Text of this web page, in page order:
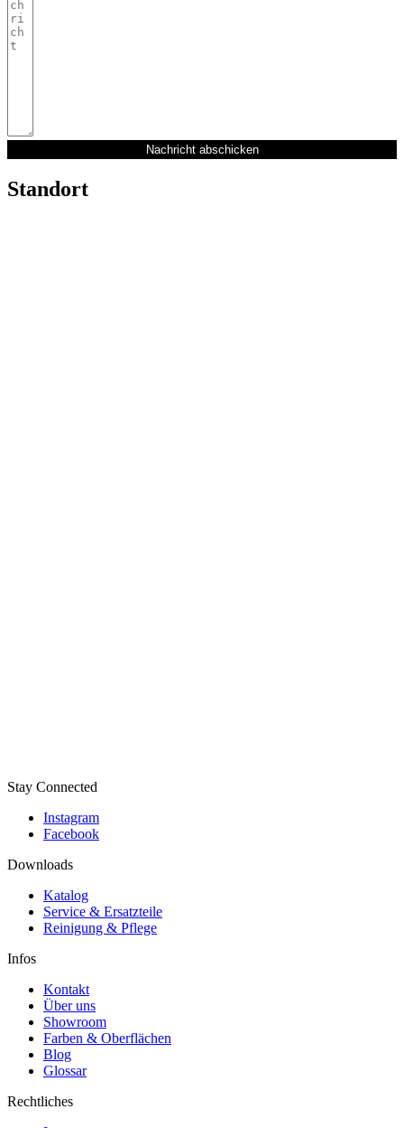
Nachricht abschicken
Standort
Stay Connected
Instagram
Facebook
Downloads
Katalog
Service & Ersatzteile
Reinigung & Pflege
Infos
Kontakt
Über uns
Showroom
Farben & Oberflächen
Blog
Glossar
Rechtliches